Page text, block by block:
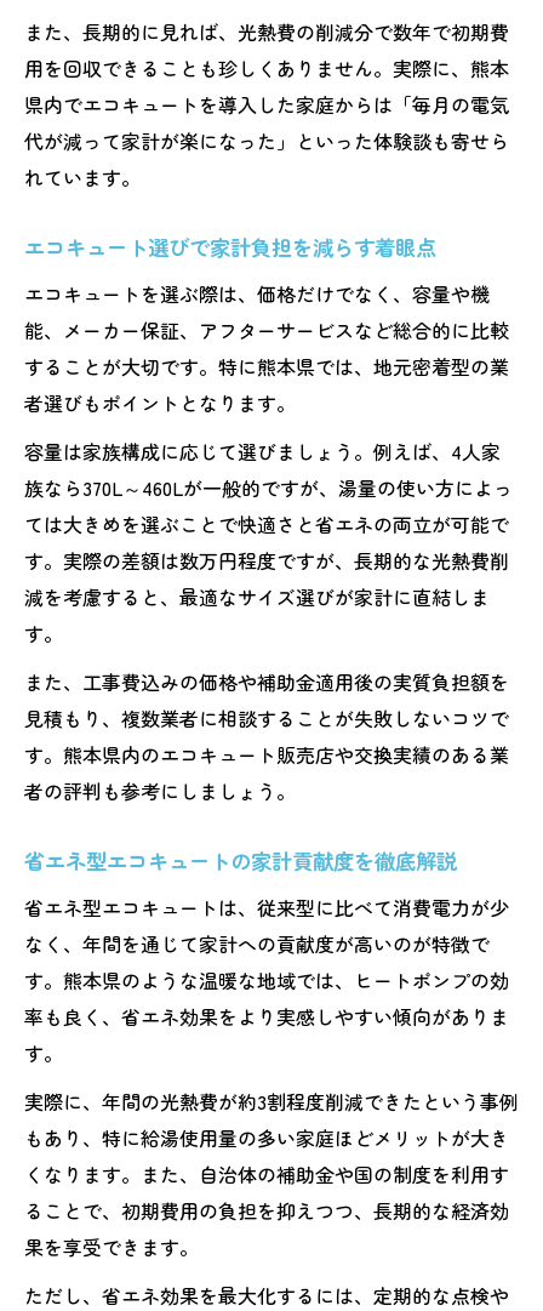
また、長期的に見れば、光熱費の削減分で数年で初期費
用を回収できることも珍しくありません。実際に、熊本
県内でエコキュートを導入した家庭からは「毎月の電気
代が減って家計が楽になった」といった体験談も寄せら
れています。
エコキュート選びで家計負担を減らす着眼点
エコキュートを選ぶ際は、価格だけでなく、容量や機
能、メーカー保証、アフターサービスなど総合的に比較
することが大切です。特に熊本県では、地元密着型の業
者選びもポイントとなります。
容量は家族構成に応じて選びましょう。例えば、4人家
族なら370L～460Lが一般的ですが、湯量の使い方によっ
ては大きめを選ぶことで快適さと省エネの両立が可能で
す。実際の差額は数万円程度ですが、長期的な光熱費削
減を考慮すると、最適なサイズ選びが家計に直結しま
す。
また、工事費込みの価格や補助金適用後の実質負担額を
見積もり、複数業者に相談することが失敗しないコツで
す。熊本県内のエコキュート販売店や交換実績のある業
者の評判も参考にしましょう。
省エネ型エコキュートの家計貢献度を徹底解説
省エネ型エコキュートは、従来型に比べて消費電力が少
なく、年間を通じて家計への貢献度が高いのが特徴で
す。熊本県のような温暖な地域では、ヒートポンプの効
率も良く、省エネ効果をより実感しやすい傾向がありま
す。
実際に、年間の光熱費が約3割程度削減できたという事例
もあり、特に給湯使用量の多い家庭ほどメリットが大き
くなります。また、自治体の補助金や国の制度を利用す
ることで、初期費用の負担を抑えつつ、長期的な経済効
果を享受できます。
ただし、省エネ効果を最大化するには、定期的な点検や